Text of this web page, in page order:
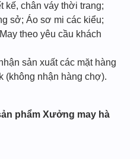
kế, chân váy thời trang;
sở; Áo sơ mi các kiểu;
theo yêu cầu khách
sản xuất các mặt hàng
(không nhận hàng chợ).
phẩm Xưởng may hà